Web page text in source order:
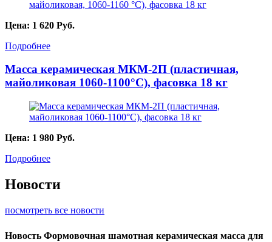
Цена: 1 620 Руб.
Подробнее
Масса керамическая МКМ-2П (пластичная,
майоликовая 1060-1100°С), фасовка 18 кг
Цена: 1 980 Руб.
Подробнее
Новости
посмотреть все новости
Новость Формовочная шамотная керамическая масса для